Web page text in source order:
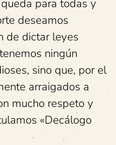
para todas y
deseamos
de dictar leyes
ningún
sino que, por el
arraigados a
mucho respeto y
«Decálogo